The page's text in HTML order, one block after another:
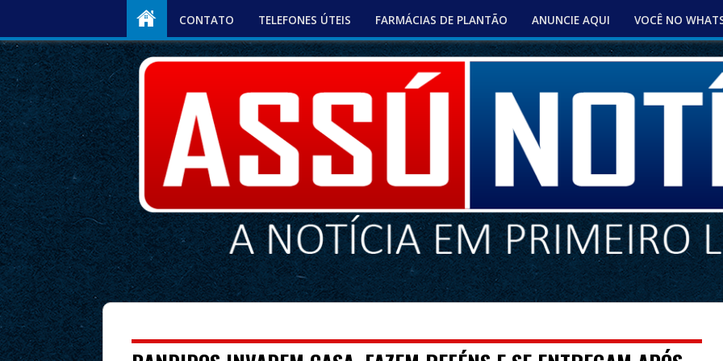
CONTATO TELEFONES ÚTEIS FARMÁCIAS DE PLANTÃO ANUNCIE AQUI VOCÊ NO